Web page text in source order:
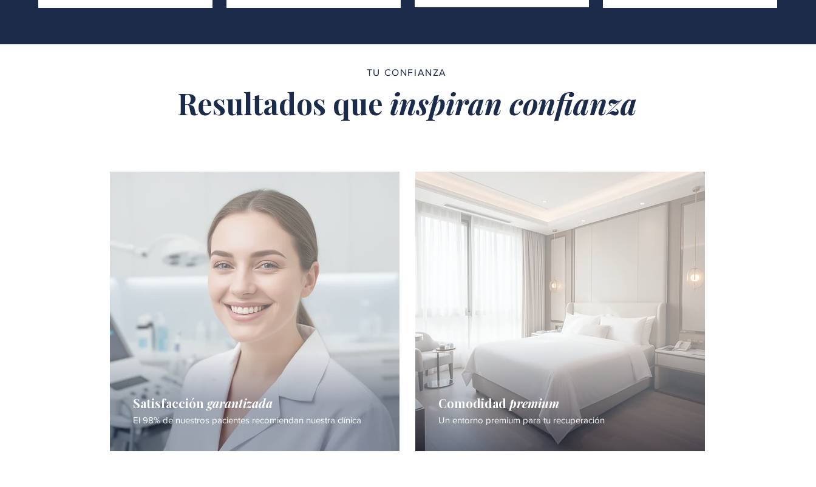
TU CONFIANZA
Resultados que inspiran confianza
Satisfacción garantizada
El 98% de nuestros pacientes recomiendan nuestra clínica
Comodidad premium
Un entorno premium para tu recuperación